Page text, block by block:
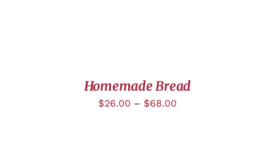
Homemade Bread
$26.00 – $68.00